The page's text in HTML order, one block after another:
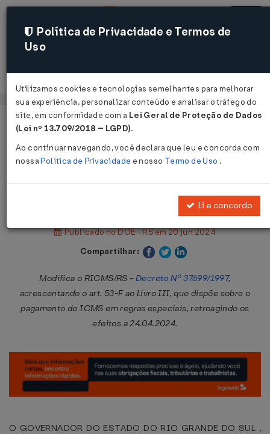
Acessar
Página Inicial
Legislações
Decreto Nº 57674 DE 19/06/2024
Publicado no DOE - RS em 20 jun 2024
Compartilhar:
Modifica o RICMS/RS - Decreto Nº 37699/1997,
acrescentando o art. 53-F ao Livro III, que dispõe sobre o
pagamento do ICMS em regras especiais, retroagindo os
efeitos a 24.04.2024.
O GOVERNADOR DO ESTADO DO RIO GRANDE DO SUL ,
Política de Privacidade e Termos de
Uso
Utilizamos cookies e tecnologias semelhantes para melhorar
sua experiência, personalizar conteúdo e analisar o tráfego do
site, em conformidade com a Lei Geral de Proteção de Dados
(Lei nº 13.709/2018 – LGPD).
Ao continuar navegando, você declara que leu e concorda com
nossaPolítica de Privacidade e nosso Termo de Uso .
Li e concordo